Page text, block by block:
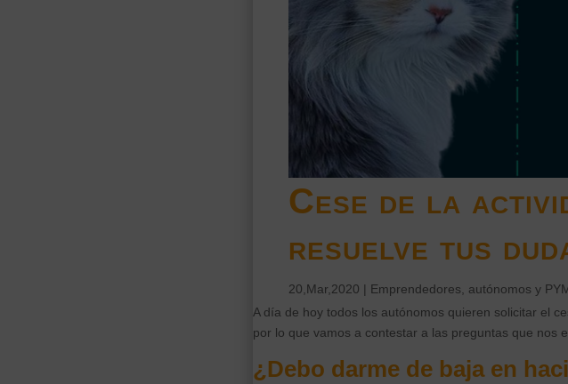
Cese de la
resuelve tus
20,Mar,2020 | Emprendedores, autónomos y
A día de hoy todos los autónomos quieren solicitar el
por lo que vamos a contestar a las preguntas que nos
¿Debo darme de baja en